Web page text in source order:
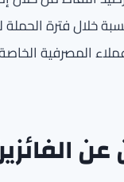
خلال فترة
المصرفية